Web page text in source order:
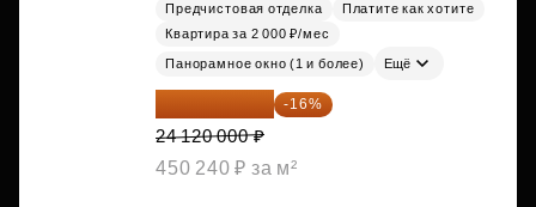
Предчистовая отделка
Платите как хотите
Квартира за 2 000 ₽/мес
Панорамное окно (1 и более) Ещё
20 260 800 ₽ -16%
24 120 000 ₽
450 240 ₽ за м²